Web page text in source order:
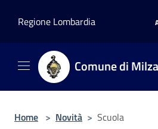
Regione Lombardia
Comune di
Home > Novità > Scuola